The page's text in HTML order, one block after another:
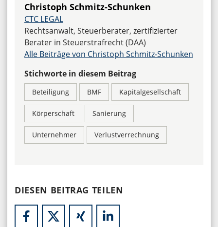
Christoph Schmitz-Schunken
CTC LEGAL
Rechtsanwalt, Steuerberater, zertifizierter
Berater in Steuerstrafrecht (DAA)
Alle Beiträge von Christoph Schmitz-Schunken
Stichworte in diesem Beitrag
Beteiligung BMF Kapitalgesellschaft
Körperschaft Sanierung
Unternehmer Verlustverrechnung
DIESEN BEITRAG TEILEN